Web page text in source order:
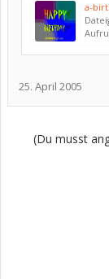
a-
25. April 2005
(Du musst